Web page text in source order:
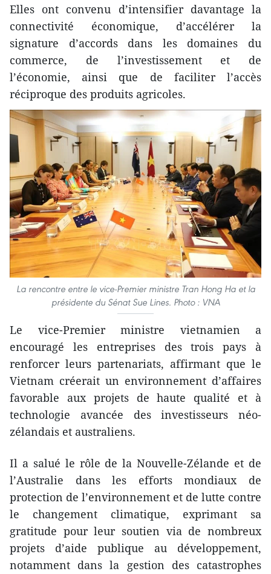
Elles ont convenu d’intensifier davantage la
connectivité économique, d’accélérer la
signature d’accords dans les domaines du
commerce, de l’investissement et de
l’économie, ainsi que de faciliter l’accès
réciproque des produits agricoles.
La rencontre entre le vice-Premier ministre Tran Hong Ha et la
présidente du Sénat Sue Lines. Photo : VNA
Le vice-Premier ministre vietnamien a
encouragé les entreprises des trois pays à
renforcer leurs partenariats, affirmant que le
Vietnam créerait un environnement d’affaires
favorable aux projets de haute qualité et à
technologie avancée des investisseurs néo-
zélandais et australiens.
Il a salué le rôle de la Nouvelle-Zélande et de
l’Australie dans les efforts mondiaux de
protection de l’environnement et de lutte contre
le changement climatique, exprimant sa
gratitude pour leur soutien via de nombreux
projets d’aide publique au développement,
notamment dans la gestion des catastrophes